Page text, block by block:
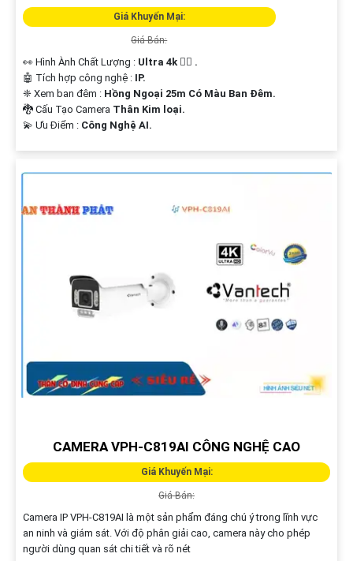
Giá Khuyến Mại:
Giá Bán:
️
👀 Hình Ành Chất Lượng : Ultra 4k 👍🏾 .
🤖️ Tích hợp công nghệ : IP.
❈ Xem ban đêm : Hồng Ngoại 25m Có Màu Ban Ðêm.
🐉️ Cấu Tạo Camera Thân Kim loại.
️💫 Ưu Điểm : Công Nghệ AI.
CAMERA VPH-C819AI CÔNG NGHỆ CAO
Giá Khuyến Mại:
Giá Bán:
Camera IP VPH-C819AI là một sản phẩm đáng chú ý trong lĩnh vực
an ninh và giám sát. Với độ phân giải cao, camera này cho phép
người dùng quan sát chi tiết và rõ nét